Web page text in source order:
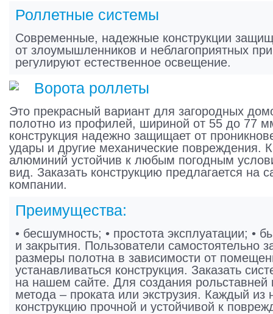
Роллетные системы
Современные, надежные конструкции
от злоумышленников и неблагоприятных
регулируют естественное освещение.
Ворота роллеты
Это прекрасный вариант для загородных
полотно из профилей, шириной от 55 до 77
конструкция надежно защищает от
удары и другие механические повреждения.
алюминий устойчив к любым погодным
вид. Заказать конструкцию предлагается на
компании.
Преимущества:
• бесшумность; • простота эксплуатации; •
и закрытия. Пользователи самостоятельно
размеры полотна в зависимости от
устанавливаться конструкция. Заказать
на нашем сайте. Для создания
метода – проката или экструзия. Каждый из
конструкцию прочной и устойчивой к